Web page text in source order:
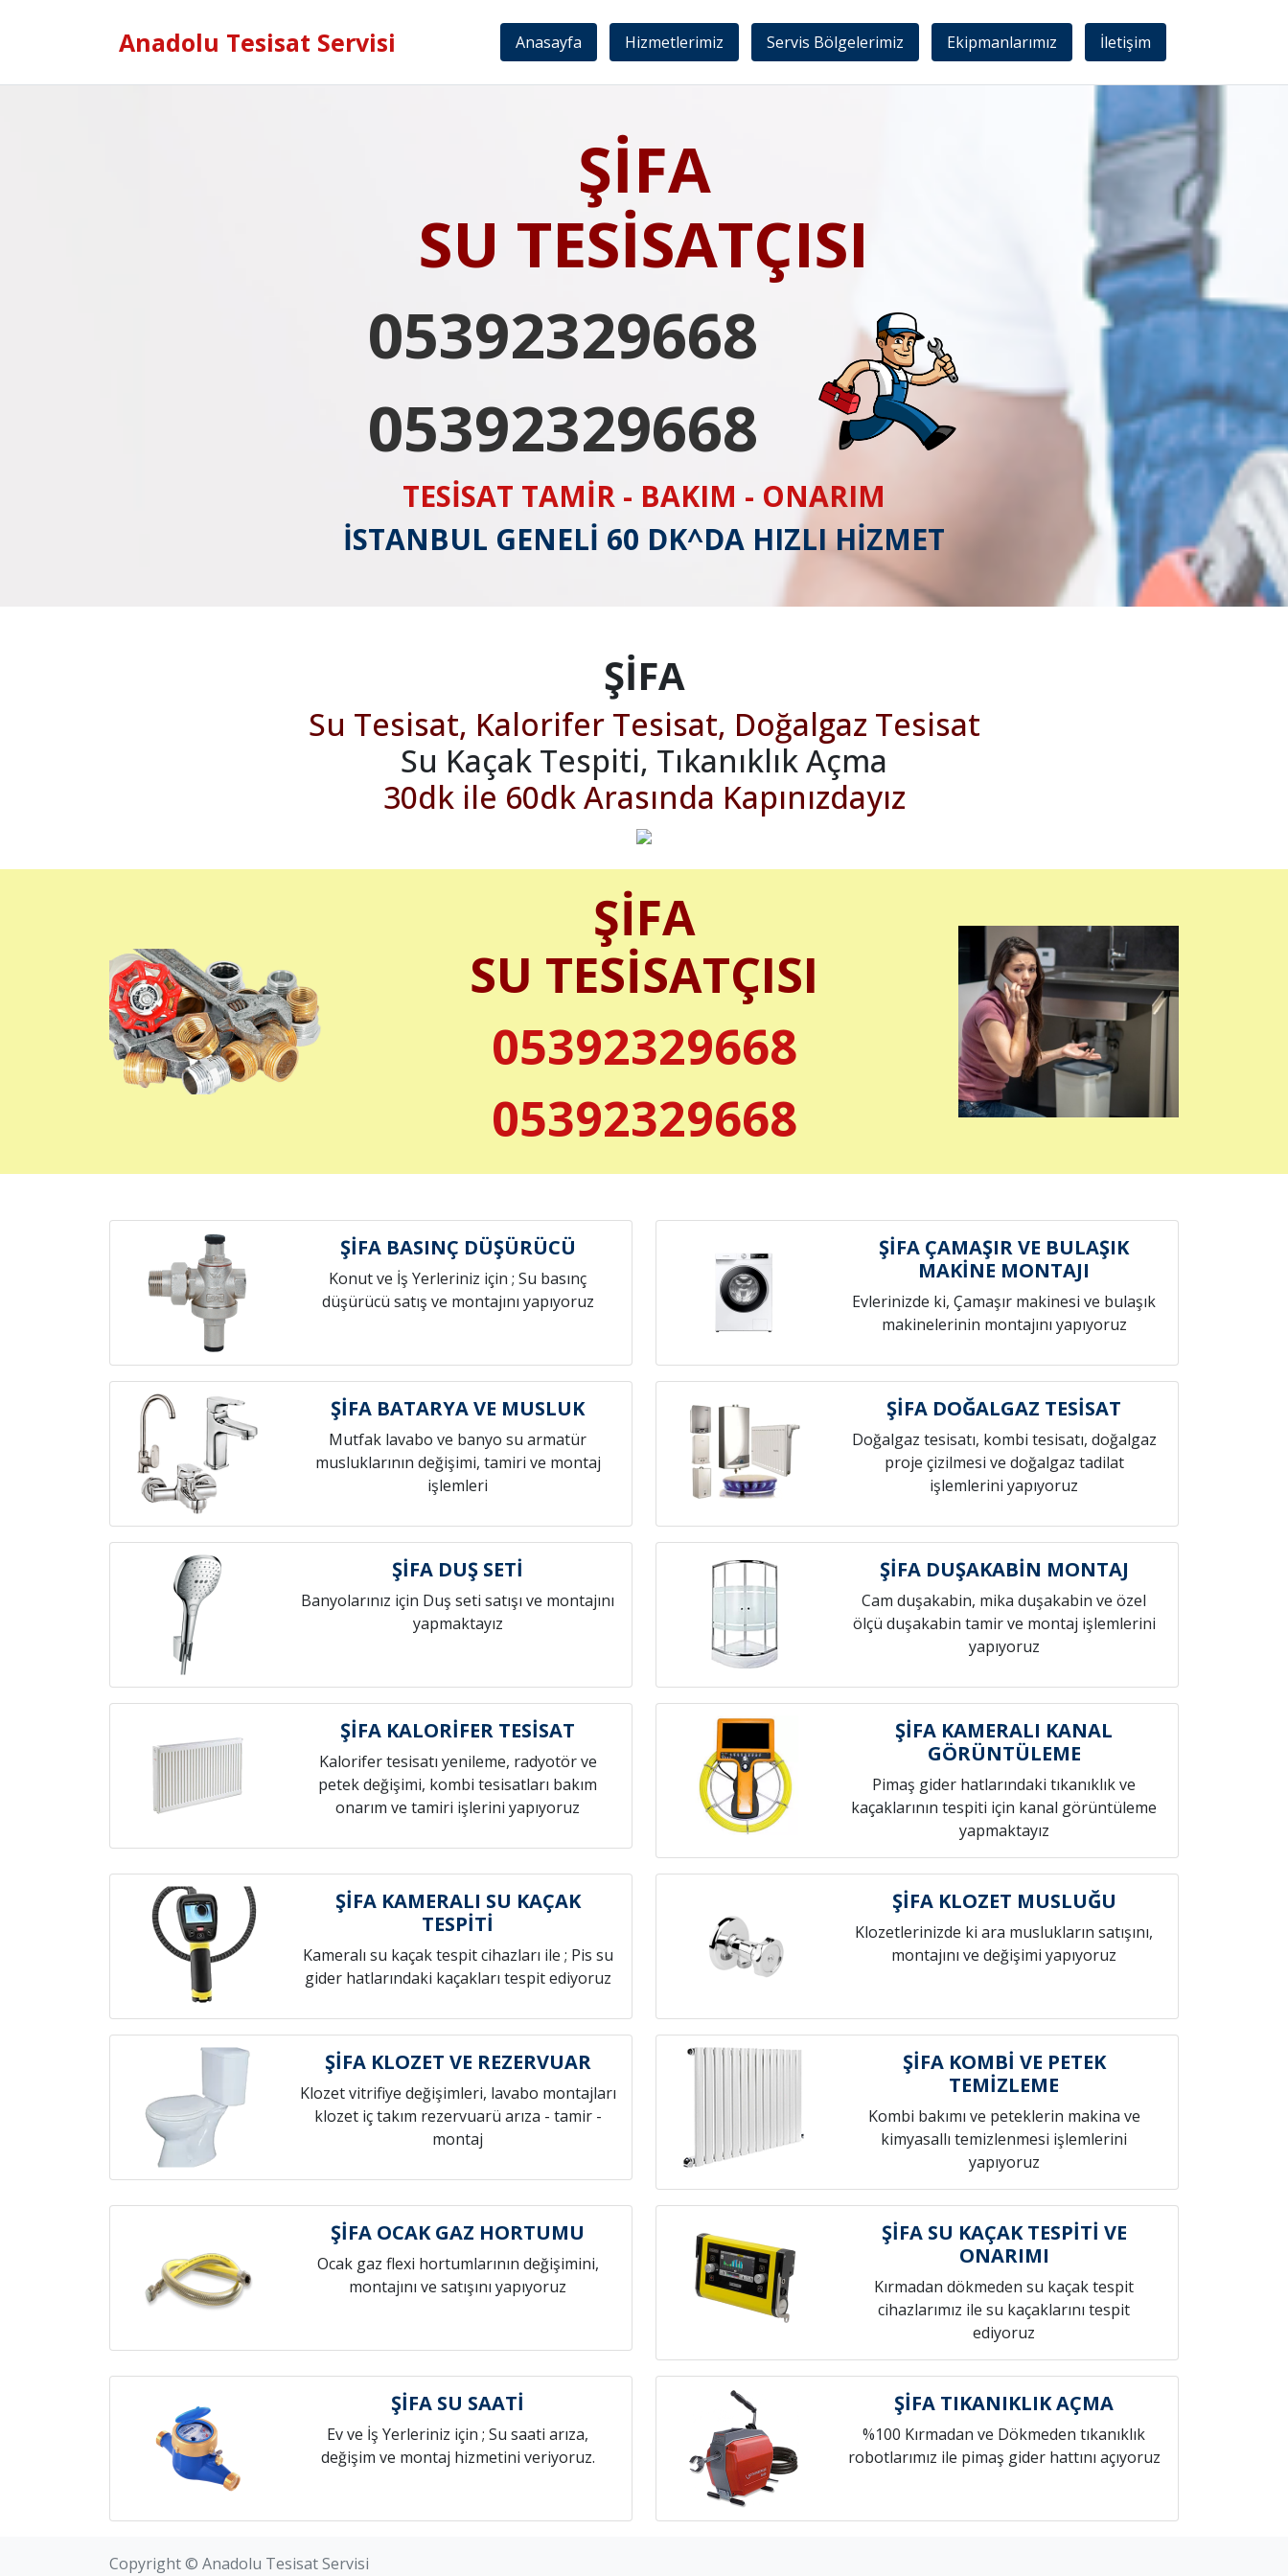
Anadolu Tesisat Servisi Anasayfa Hizmetlerimiz Servis Bölgelerimiz Ekipmanlarımız İletişim
ŞİFA
SU TESİSATÇISI
05392329668
05392329668
TESİSAT TAMİR - BAKIM - ONARIM
İSTANBUL GENELİ 60 DK^DA HIZLI HİZMET
ŞİFA
Su Tesisat, Kalorifer Tesisat, Doğalgaz Tesisat
Su Kaçak Tespiti, Tıkanıklık Açma
30dk ile 60dk Arasında Kapınızdayız
ŞİFA
SU TESİSATÇISI
05392329668
05392329668
ŞİFA BASINÇ DÜŞÜRÜCÜ
Konut ve İş Yerleriniz için ; Su basınç
düşürücü satış ve montajını yapıyoruz
ŞİFA ÇAMAŞIR VE BULAŞIK
MAKİNE MONTAJI
Evlerinizde ki, Çamaşır makinesi ve bulaşık
makinelerinin montajını yapıyoruz
ŞİFA BATARYA VE MUSLUK
Mutfak lavabo ve banyo su armatür
musluklarının değişimi, tamiri ve montaj
işlemleri
ŞİFA DOĞALGAZ TESİSAT
Doğalgaz tesisatı, kombi tesisatı, doğalgaz
proje çizilmesi ve doğalgaz tadilat
işlemlerini yapıyoruz
ŞİFA DUŞ SETİ
Banyolarınız için Duş seti satışı ve montajını
yapmaktayız
ŞİFA DUŞAKABİN MONTAJ
Cam duşakabin, mika duşakabin ve özel
ölçü duşakabin tamir ve montaj işlemlerini
yapıyoruz
ŞİFA KALORİFER TESİSAT
Kalorifer tesisatı yenileme, radyotör ve
petek değişimi, kombi tesisatları bakım
onarım ve tamiri işlerini yapıyoruz
ŞİFA KAMERALI KANAL
GÖRÜNTÜLEME
Pimaş gider hatlarındaki tıkanıklık ve
kaçaklarının tespiti için kanal görüntüleme
yapmaktayız
ŞİFA KAMERALI SU KAÇAK
TESPİTİ
Kameralı su kaçak tespit cihazları ile ; Pis su
gider hatlarındaki kaçakları tespit ediyoruz
ŞİFA KLOZET MUSLUĞU
Klozetlerinizde ki ara muslukların satışını,
montajını ve değişimi yapıyoruz
ŞİFA KLOZET VE REZERVUAR
Klozet vitrifiye değişimleri, lavabo montajları
klozet iç takım rezervuarü arıza - tamir -
montaj
ŞİFA KOMBİ VE PETEK
TEMİZLEME
Kombi bakımı ve peteklerin makina ve
kimyasallı temizlenmesi işlemlerini
yapıyoruz
ŞİFA OCAK GAZ HORTUMU
Ocak gaz flexi hortumlarının değişimini,
montajını ve satışını yapıyoruz
ŞİFA SU KAÇAK TESPİTİ VE
ONARIMI
Kırmadan dökmeden su kaçak tespit
cihazlarımız ile su kaçaklarını tespit
ediyoruz
ŞİFA SU SAATİ
Ev ve İş Yerleriniz için ; Su saati arıza,
değişim ve montaj hizmetini veriyoruz.
ŞİFA TIKANIKLIK AÇMA
%100 Kırmadan ve Dökmeden tıkanıklık
robotlarımız ile pimaş gider hattını açıyoruz
Copyright © Anadolu Tesisat Servisi